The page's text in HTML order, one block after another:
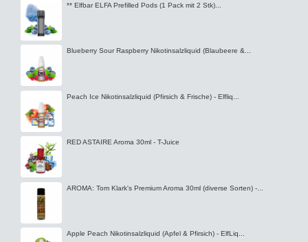
** Elfbar ELFA Prefilled Pods (1 Pack mit 2 Stk)...
Blueberry Sour Raspberry Nikotinsalzliquid (Blaubeere &...
Peach Ice Nikotinsalzliquid (Pfirsich & Frische) - Elfliq...
RED ASTAIRE Aroma 30ml - T-Juice
AROMA: Tom Klark's Premium Aroma 30ml (diverse Sorten) -...
Apple Peach Nikotinsalzliquid (Apfel & Pfirsich) - ElfLiq...